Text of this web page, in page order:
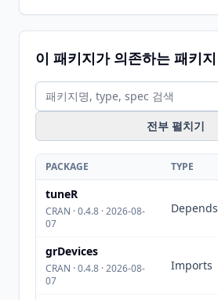
이 패키지가 의존하는 패키지
전부 펼치기
PACKAGE TYPE
tuneR
CRAN · 0.4.8 · 2026-08-
07
Depends
grDevices
CRAN · 0.4.8 · 2026-08-
07
Imports